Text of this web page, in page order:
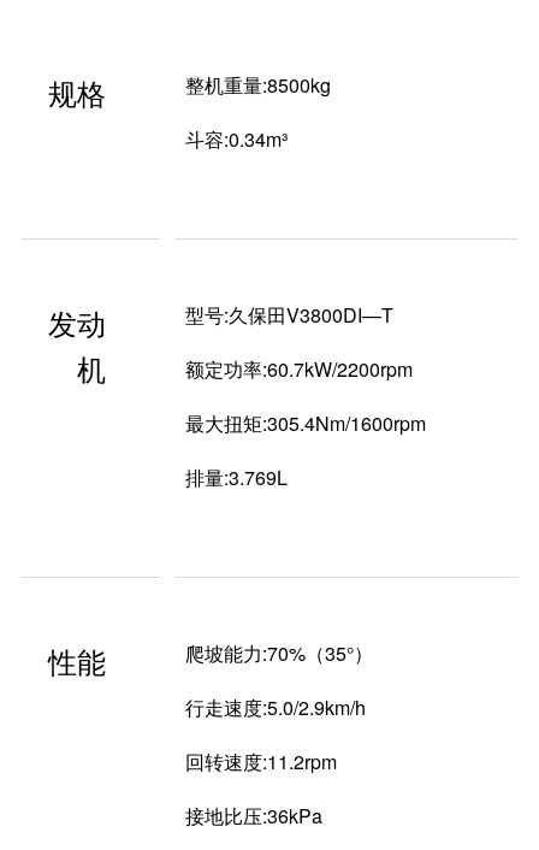
规格
整机重量:8500kg
斗容:0.34m³
发动
机
型号:久保田V3800DI—T
额定功率:60.7kW/2200rpm
最大扭矩:305.4Nm/1600rpm
排量:3.769L
性能
爬坡能力:70%（35°）
行走速度:5.0/2.9km/h
回转速度:11.2rpm
接地比压:36kPa